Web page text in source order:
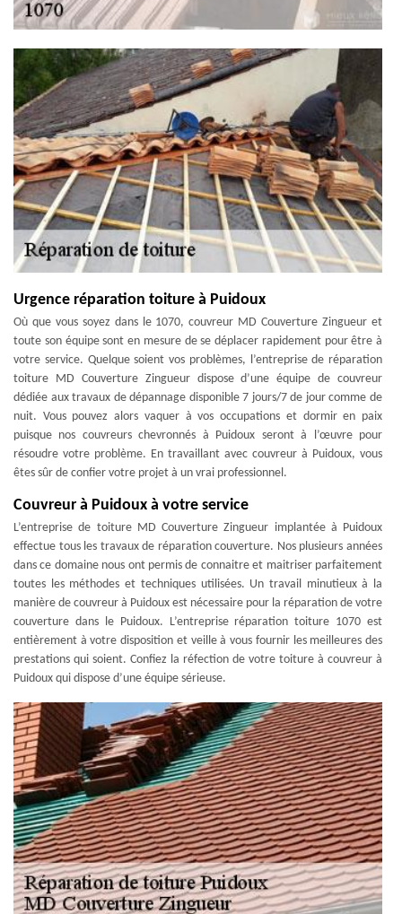
Urgence réparation toiture à Puidoux
Où que vous soyez dans le 1070, couvreur MD Couverture Zingueur et
toute son équipe sont en mesure de se déplacer rapidement pour être à
votre service. Quelque soient vos problèmes, l’entreprise de réparation
toiture MD Couverture Zingueur dispose d’une équipe de couvreur
dédiée aux travaux de dépannage disponible 7 jours/7 de jour comme de
nuit. Vous pouvez alors vaquer à vos occupations et dormir en paix
puisque nos couvreurs chevronnés à Puidoux seront à l’œuvre pour
résoudre votre problème. En travaillant avec couvreur à Puidoux, vous
êtes sûr de confier votre projet à un vrai professionnel.
Couvreur à Puidoux à votre service
L’entreprise de toiture MD Couverture Zingueur implantée à Puidoux
effectue tous les travaux de réparation couverture. Nos plusieurs années
dans ce domaine nous ont permis de connaitre et maitriser parfaitement
toutes les méthodes et techniques utilisées. Un travail minutieux à la
manière de couvreur à Puidoux est nécessaire pour la réparation de votre
couverture dans le Puidoux. L’entreprise réparation toiture 1070 est
entièrement à votre disposition et veille à vous fournir les meilleures des
prestations qui soient. Confiez la réfection de votre toiture à couvreur à
Puidoux qui dispose d’une équipe sérieuse.